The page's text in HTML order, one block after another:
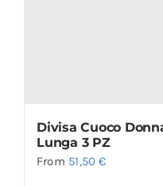
Divisa Cuoco
Lunga 3 PZ
From 51,50€